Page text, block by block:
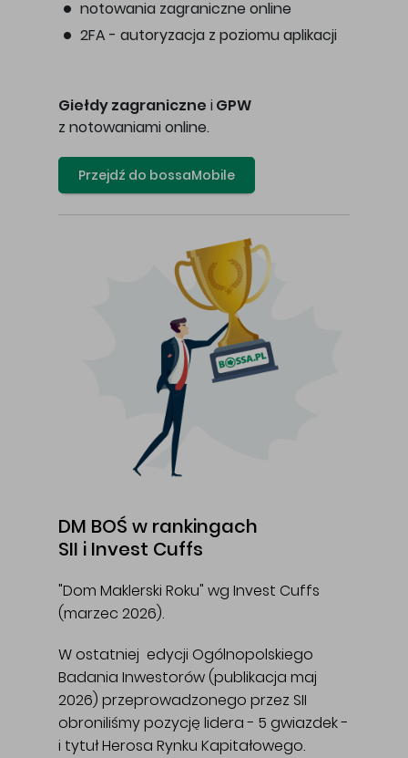
notowania zagraniczne online
2FA - autoryzacja z poziomu aplikacji
Giełdy zagraniczne i GPW
z notowaniami online.
Przejdź do bossaMobile
DM BOŚ w rankingach
SII i Invest Cuffs
"Dom Maklerski Roku" wg Invest Cuffs
(marzec 2026).
W ostatniej edycji Ogólnopolskiego
Badania Inwestorów (publikacja maj
2026) przeprowadzonego przez SII
obroniliśmy pozycję lidera - 5 gwiazdek -
i tytuł Herosa Rynku Kapitałowego.